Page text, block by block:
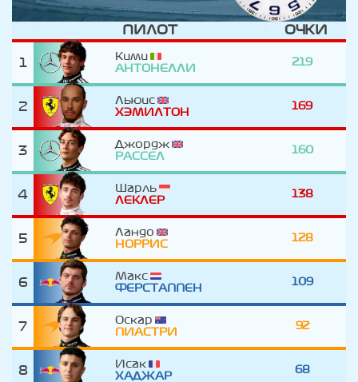
ПИЛОТ ОЧКИ
1
Кими
АНТОНЕЛЛИ
219
2
Льюис
ХЭМИЛТОН
169
3
Джордж
РАССЕЛ
160
4
Шарль
ЛЕКЛЕР
138
5
Ландо
НОРРИС
128
6
Макс
ФЕРСТАППЕН
109
7
Оскар
ПИАСТРИ
92
8
Исак
ХАДЖАР
68